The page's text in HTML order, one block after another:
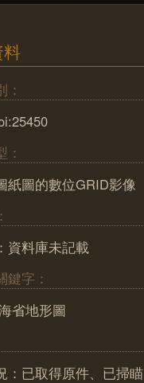
：
：
紙圖的數位GRID影像
資料庫未記載
鍵字：
省地形圖
：已取得原件、已掃瞄